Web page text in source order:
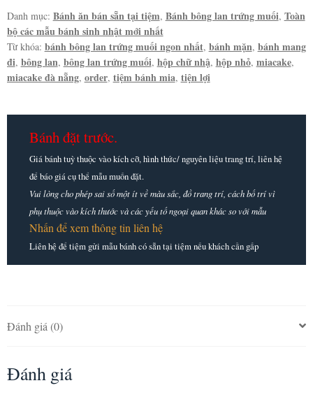
Danh mục: Bánh ăn bán sẵn tại tiệm, Bánh bông lan trứng muối, Toàn
bộ các mẫu bánh sinh nhật mới nhất
Từ khóa: bánh bông lan trứng muối ngon nhất, bánh mặn, bánh mang
đi, bông lan, bông lan trứng muối, hộp chữ nhậ, hộp nhỏ, miacake,
miacake đà nẵng, order, tiệm bánh mia, tiện lợi
Bánh đặt trước.
Giá bánh tuỳ thuộc vào kích cỡ, hình thức/ nguyên liệu trang trí, liên hệ
để báo giá cụ thể mẫu muốn đặt.
Vui lòng cho phép sai số một ít về màu sắc, đồ trang trí, cách bố trí vì
phụ thuộc vào kích thước và các yếu tố ngoại quan khác so với mẫu
Nhấn để xem thông tin liên hệ
Liên hệ để tiệm gửi mẫu bánh có sẵn tại tiệm nếu khách cần gấp
Đánh giá (0)
Đánh giá